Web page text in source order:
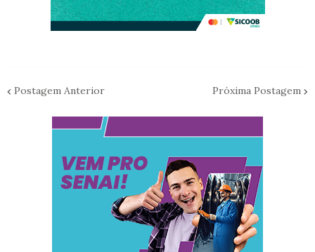
Postagem Anterior Próxima Postagem